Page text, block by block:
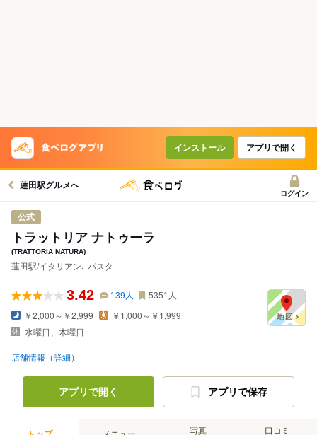
インストール アプリで開く
蓮田駅グルメへ
ログイン
公式
トラットリア ナトゥーラ
(TRATTORIA NATURA)
蓮田駅/イタリアン､ パスタ
3.42 139人 5351 人
￥2,000～￥2,999
￥1,000～￥1,999
水曜日、木曜日
店舗情報（詳細）
アプリで開く アプリで保存
写真 口コミ